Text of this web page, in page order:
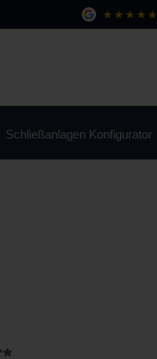
★★★★★
Schließanlagen Konfigurator